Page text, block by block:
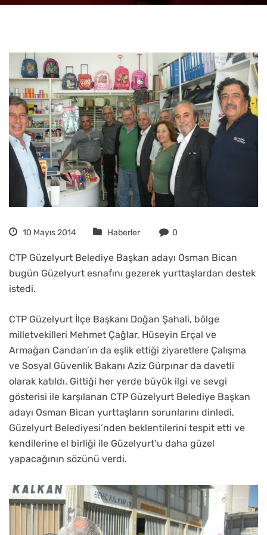
10 Mayıs 2014 Haberler 0
CTP Güzelyurt Belediye Başkan adayı Osman Bican
bugün Güzelyurt esnafını gezerek yurttaşlardan destek
istedi.
CTP Güzelyurt İlçe Başkanı Doğan Şahali, bölge
milletvekilleri Mehmet Çağlar, Hüseyin Erçal ve
Armağan Candan’ın da eşlik ettiği ziyaretlere Çalışma
ve Sosyal Güvenlik Bakanı Aziz Gürpınar da davetli
olarak katıldı. Gittiği her yerde büyük ilgi ve sevgi
gösterisi ile karşılanan CTP Güzelyurt Belediye Başkan
adayı Osman Bican yurttaşların sorunlarını dinledi,
Güzelyurt Belediyesi’nden beklentilerini tespit etti ve
kendilerine el birliği ile Güzelyurt’u daha güzel
yapacağının sözünü verdi.